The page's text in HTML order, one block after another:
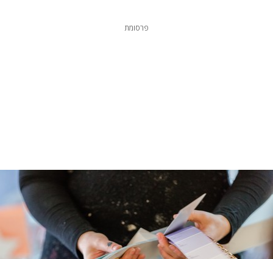
פרסומת